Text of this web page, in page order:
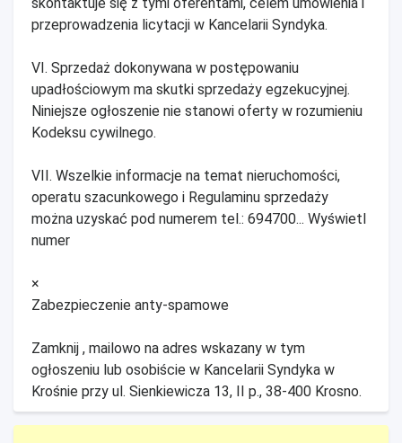
przeprowadzenia licytacji w Kancelarii Syndyka.
VI. Sprzedaż dokonywana w postępowaniu
upadłościowym ma skutki sprzedaży egzekucyjnej.
Niniejsze ogłoszenie nie stanowi oferty w rozumieniu
Kodeksu cywilnego.
VII. Wszelkie informacje na temat nieruchomości,
operatu szacunkowego i Regulaminu sprzedaży
można uzyskać pod numerem tel.: 694700... Wyświetl
numer
×
Zabezpieczenie anty-spamowe
Zamknij , mailowo na adres wskazany w tym
ogłoszeniu lub osobiście w Kancelarii Syndyka w
Krośnie przy ul. Sienkiewicza 13, II p., 38-400 Krosno.